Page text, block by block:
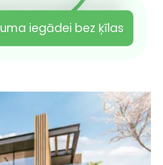
iegādei bez ķīlas